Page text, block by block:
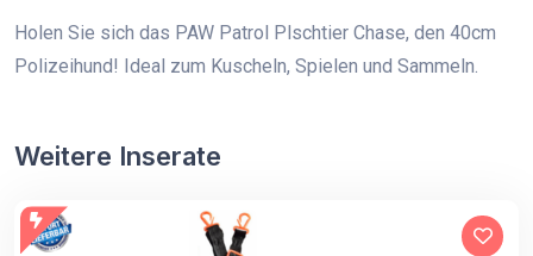
Holen Sie sich das PAW Patrol Plschtier Chase, den 40cm
Polizeihund! Ideal zum Kuscheln, Spielen und Sammeln.
Weitere Inserate